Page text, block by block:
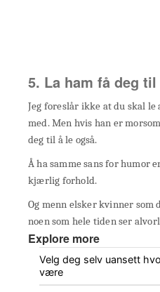
5. La ham få deg
Jeg foreslår ikke at du skal
med. Men hvis han er
deg til å le også.
Å ha samme sans for humor
kjærlig forhold.
Og menn elsker kvinner som
noen som hele tiden ser
Explore more
Velg deg selv uansett
være